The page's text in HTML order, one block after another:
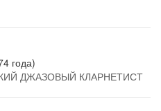
года)
ДЖАЗОВЫЙ КЛАРНЕТИСТ